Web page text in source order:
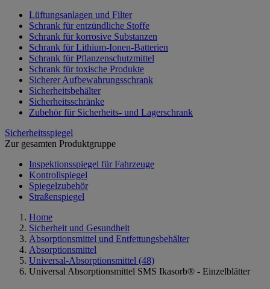
Lüftungsanlagen und Filter
Schrank für entzündliche Stoffe
Schrank für korrosive Substanzen
Schrank für Lithium-Ionen-Batterien
Schrank für Pflanzenschutzmittel
Schrank für toxische Produkte
Sicherer Aufbewahrungsschrank
Sicherheitsbehälter
Sicherheitsschränke
Zubehör für Sicherheits- und Lagerschrank
Sicherheitsspiegel
Zur gesamten Produktgruppe
Inspektionsspiegel für Fahrzeuge
Kontrollspiegel
Spiegelzubehör
Straßenspiegel
Home
Sicherheit und Gesundheit
Absorptionsmittel und Entfettungsbehälter
Absorptionsmittel
Universal-Absorptionsmittel (48)
Universal Absorptionsmittel SMS Ikasorb® - Einzelblätter